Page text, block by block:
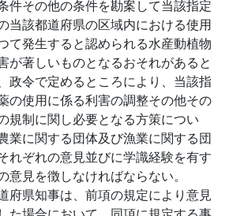
件その他の条件を勘案して当該指定
当該都道府県の区域内における使用
て発生すると認められる水産動植物
が著しいものとなるおそれがあると
政令で定めるところにより、当該指
の使用に係る利害の調整その他その
規制に関し必要となる方策につい
業に関する団体及び漁業に関する団
れぞれの意見並びに学識経験を有す
意見を徴しなければならない。
府県知事は、前項の規定により意見